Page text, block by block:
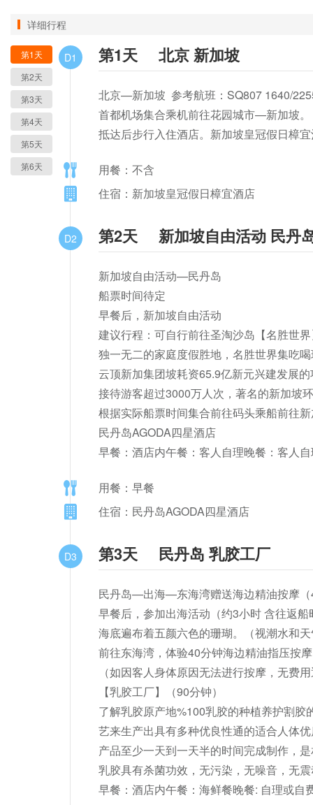
详细行程
第1天
第2天
第3天
第4天
第5天
第6天
D1 第1天 北京 新加坡
北京—新加坡  参考航班：SQ807 1640/
首都机场集合乘机前往花园城市—新加坡。
抵达后步行入住酒店。新加坡皇冠假日樟
用餐：不含
住宿：新加坡皇冠假日樟宜酒店
D2 第2天 新加坡自由活动 民丹
新加坡自由活动—民丹岛
船票时间待定
早餐后，新加坡自由活动
建议行程：可自行前往圣淘沙岛【名胜世
独一无二的家庭度假胜地，名胜世界集吃
云顶新加集团坡耗资65.9亿新元兴建发展
接待游客超过3000万人次，著名的新加坡
根据实际船票时间集合前往码头乘船前往
民丹岛AGODA四星酒店
早餐：酒店内午餐：客人自理晚餐：客人
用餐：早餐
住宿：民丹岛AGODA四星酒店
D3 第3天 民丹岛 乳胶工厂
民丹岛—出海—东海湾赠送海边精油按摩
早餐后，参加出海活动（约3小时 含往返
海底遍布着五颜六色的珊瑚。（视潮水和
前往东海湾，体验40分钟海边精油指压按
（如因客人身体原因无法进行按摩，无费
【乳胶工厂】（90分钟）
了解乳胶原产地%100乳胶的种植养护割
艺来生产出具有多种优良性通的适合人体
产品至少一天到一天半的时间完成制作，
乳胶具有杀菌功效，无污染，无噪音，无
早餐：酒店内午餐：海鲜餐晚餐: 自理或自